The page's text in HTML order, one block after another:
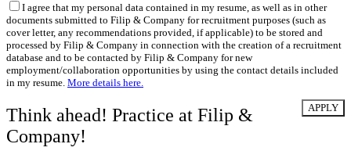
I agree that my personal data contained in my resume, as well as in other
documents submitted to Filip & Company for recruitment purposes (such as
cover letter, any recommendations provided, if applicable) to be stored and
processed by Filip & Company in connection with the creation of a recruitment
database and to be contacted by Filip & Company for new
employment/collaboration opportunities by using the contact details included
in my resume. More details here.
Think ahead! Practice at Filip &
Company!